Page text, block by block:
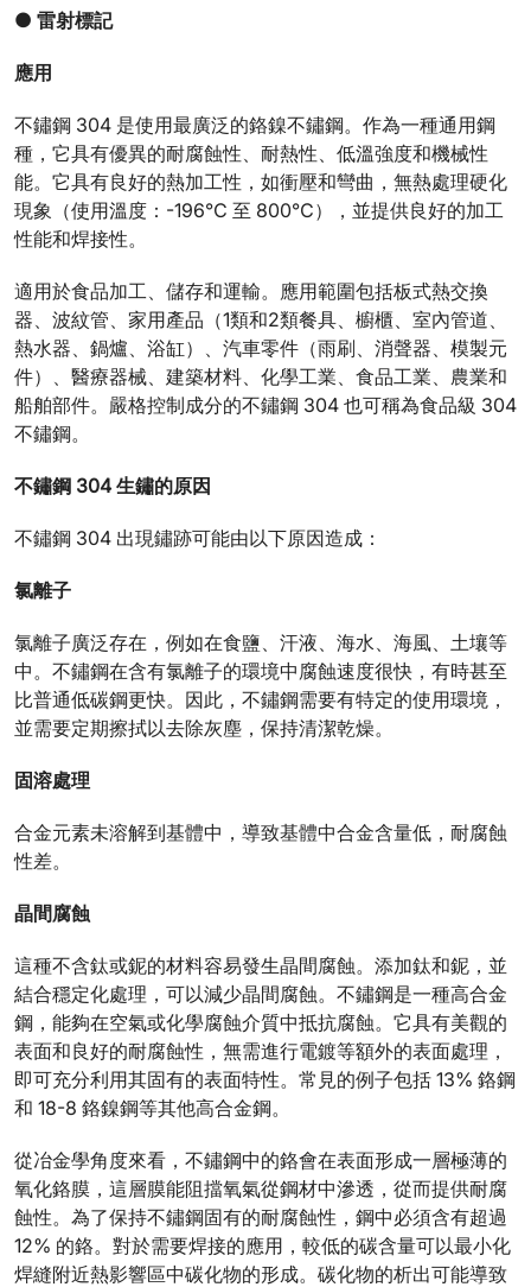
● 雷射標記
應用
不鏽鋼 304 是使用最廣泛的鉻鎳不鏽鋼。作為一種通用鋼
種，它具有優異的耐腐蝕性、耐熱性、低溫強度和機械性
能。它具有良好的熱加工性，如衝壓和彎曲，無熱處理硬化
現象（使用溫度：-196℃ 至 800℃），並提供良好的加工
性能和焊接性。
適用於食品加工、儲存和運輸。應用範圍包括板式熱交換
器、波紋管、家用產品（1類和2類餐具、櫥櫃、室內管道、
熱水器、鍋爐、浴缸）、汽車零件（雨刷、消聲器、模製元
件）、醫療器械、建築材料、化學工業、食品工業、農業和
船舶部件。嚴格控制成分的不鏽鋼 304 也可稱為食品級 304
不鏽鋼。
不鏽鋼 304 生鏽的原因
不鏽鋼 304 出現鏽跡可能由以下原因造成：
氯離子
氯離子廣泛存在，例如在食鹽、汗液、海水、海風、土壤等
中。不鏽鋼在含有氯離子的環境中腐蝕速度很快，有時甚至
比普通低碳鋼更快。因此，不鏽鋼需要有特定的使用環境，
並需要定期擦拭以去除灰塵，保持清潔乾燥。
固溶處理
合金元素未溶解到基體中，導致基體中合金含量低，耐腐蝕
性差。
晶間腐蝕
這種不含鈦或鈮的材料容易發生晶間腐蝕。添加鈦和鈮，並
結合穩定化處理，可以減少晶間腐蝕。不鏽鋼是一種高合金
鋼，能夠在空氣或化學腐蝕介質中抵抗腐蝕。它具有美觀的
表面和良好的耐腐蝕性，無需進行電鍍等額外的表面處理，
即可充分利用其固有的表面特性。常見的例子包括 13% 鉻鋼
和 18-8 鉻鎳鋼等其他高合金鋼。
從冶金學角度來看，不鏽鋼中的鉻會在表面形成一層極薄的
氧化鉻膜，這層膜能阻擋氧氣從鋼材中滲透，從而提供耐腐
蝕性。為了保持不鏽鋼固有的耐腐蝕性，鋼中必須含有超過
12% 的鉻。對於需要焊接的應用，較低的碳含量可以最小化
焊縫附近熱影響區中碳化物的形成。碳化物的析出可能導致